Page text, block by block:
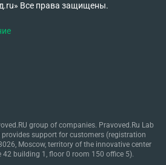
Все права защищены.
group of companies. Pravoved.Ru Lab
provides support for customers (registration
Moscow, territory of the innovative center
42 building 1, floor 0 room 150 office 5).